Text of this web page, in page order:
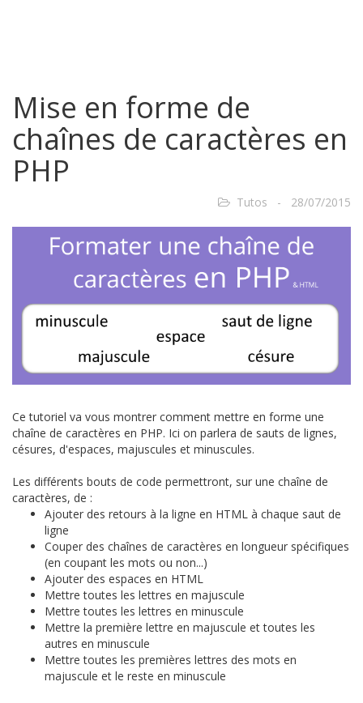
Mise en forme de
chaînes de caractères en
PHP
Tutos - 28/07/2015
Ce tutoriel va vous montrer comment mettre en forme une
chaîne de caractères en PHP. Ici on parlera de sauts de lignes,
césures, d'espaces, majuscules et minuscules.
Les différents bouts de code permettront, sur une chaîne de
caractères, de :
Ajouter des retours à la ligne en HTML à chaque saut de
ligne
Couper des chaînes de caractères en longueur spécifiques
(en coupant les mots ou non...)
Ajouter des espaces en HTML
Mettre toutes les lettres en majuscule
Mettre toutes les lettres en minuscule
Mettre la première lettre en majuscule et toutes les
autres en minuscule
Mettre toutes les premières lettres des mots en
majuscule et le reste en minuscule